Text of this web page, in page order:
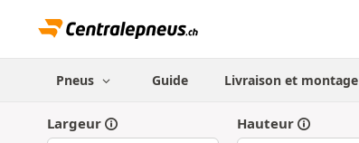
Pneus Guide Livraison et montage
Largeur Hauteur